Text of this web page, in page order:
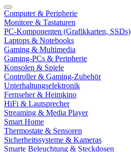
Computer & Peripherie
Monitore & Tastaturen
PC-Komponenten (Grafikkarten, SSDs)
Laptops & Notebooks
Gaming & Multimedia
Gaming-PCs & Peripherie
Konsolen & Spiele
Controller & Gaming-Zubehör
Unterhaltungselektronik
Fernseher & Heimkino
HiFi & Lautsprecher
Streaming & Media Player
Smart Home
Thermostate & Sensoren
Sicherheitssysteme & Kameras
Smarte Beleuchtung & Steckdosen